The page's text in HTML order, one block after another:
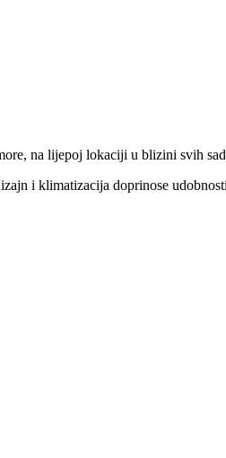
na lijepoj lokaciji u blizini svih
i klimatizacija doprinose